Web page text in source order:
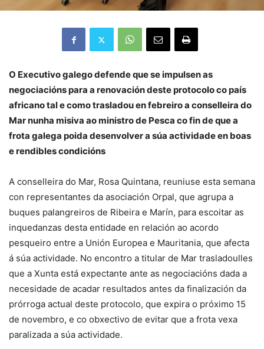
O Executivo galego defende que se impulsen as
negociacións para a renovación deste protocolo co país
africano tal e como trasladou en febreiro a conselleira do
Mar nunha misiva ao ministro de Pesca co fin de que a
frota galega poida desenvolver a súa actividade en boas
e rendibles condicións
A conselleira do Mar, Rosa Quintana, reuniuse esta semana
con representantes da asociación Orpal, que agrupa a
buques palangreiros de Ribeira e Marín, para escoitar as
inquedanzas desta entidade en relación ao acordo
pesqueiro entre a Unión Europea e Mauritania, que afecta
á súa actividade. No encontro a titular de Mar trasladoulles
que a Xunta está expectante ante as negociacións dada a
necesidade de acadar resultados antes da finalización da
prórroga actual deste protocolo, que expira o próximo 15
de novembro, e co obxectivo de evitar que a frota vexa
paralizada a súa actividade.